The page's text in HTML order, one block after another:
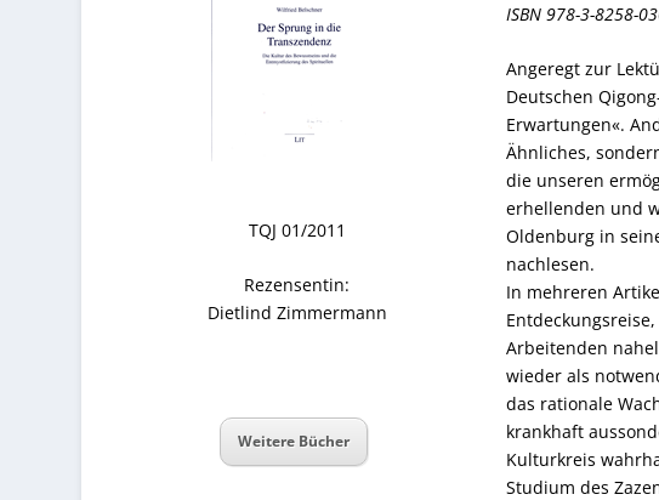
TQJ 01/2011
Rezensentin:
Dietlind Zimmermann
Weitere Bücher
ISBN 978-3-8258-
Angeregt zur
Deutschen
Erwartungen«.
Ähnliches,
die unseren
erhellenden und
Oldenburg in
nachlesen.
In mehreren
Arbeitenden
wieder als
das rationale
krankhaft
Kulturkreis
Studium des